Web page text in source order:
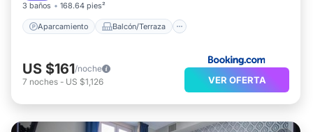
3 baños 168.64 pies²
Aparcamiento Balcón/Terraza
US $161/noche
7 noches - US $1,126 VER OFERTA